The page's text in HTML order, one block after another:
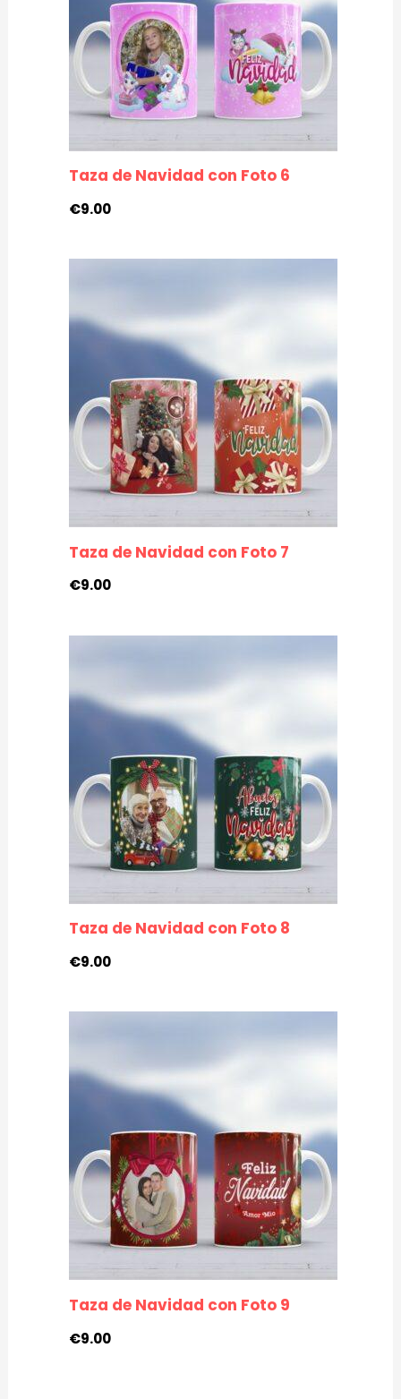
Taza de Navidad con Foto 6
€9.00
Taza de Navidad con Foto 7
€9.00
Taza de Navidad con Foto 8
€9.00
Taza de Navidad con Foto 9
€9.00